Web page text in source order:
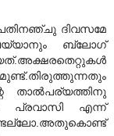
ദിവസമേ
ബ്ലോഗ്
താല്‍പര്യത്തിനു
പ്രവാസി എന്ന്